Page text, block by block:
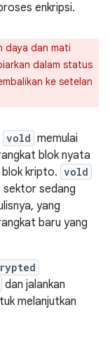
enkripsi.
daya dan mati
dalam status
ke setelan
vold memulai
blok nyata
blok kripto. vold
sektor sedang
yang
baru yang
dan jalankan
melanjutkan